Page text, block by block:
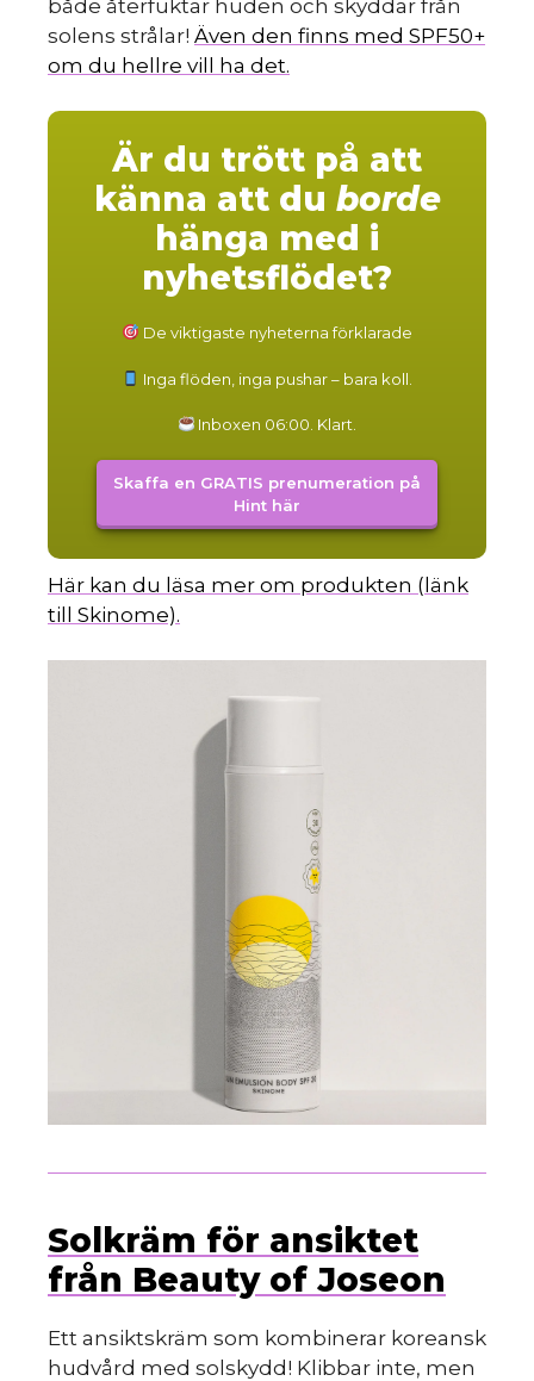
både återfuktar huden och skyddar från
solens strålar! Även den finns med SPF50+
om du hellre vill ha det.
Är du trött på att
känna att du borde
hänga med i
nyhetsflödet?
De viktigaste nyheterna förklarade
Inga flöden, inga pushar – bara koll.
Inboxen 06:00. Klart.
Skaffa en GRATIS prenumeration på
Hint här
Här kan du läsa mer om produkten (länk
till Skinome).
Solkräm för ansiktet
från Beauty of Joseon
Ett ansiktskräm som kombinerar koreansk
hudvård med solskydd! Klibbar inte, men